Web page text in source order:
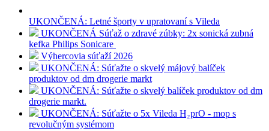
UKONČENÁ: Letné športy v upratovaní s Vileda
UKONČENÁ Súťaž o zdravé zúbky: 2x sonická zubná
kefka Philips Sonicare
Výhercovia súťaží 2026
UKONČENÁ: Súťažte o skvelý májový balíček
produktov od dm drogerie markt
UKONČENÁ: Súťažte o skvelý balíček produktov od dm
drogerie markt.
UKONČENÁ: Súťažte o 5x Vileda H₂prO - mop s
revolučným systémom